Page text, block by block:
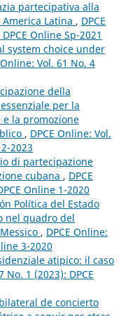
partecipativa alla
Latina , DPCE
Online Sp-2021
system choice under
Online: Vol. 61 No. 4
della
per la
la promozione
, DPCE Online: Vol.
2023
di partecipazione
cubana , DPCE
Online 1-2020
Política del Estado
nel quadro del
, DPCE Online:
3-2020
atipico: il caso
No. 1 (2023): DPCE
de concierto